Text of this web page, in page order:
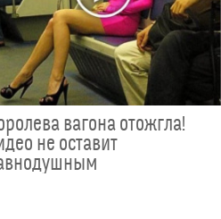
вагона отожгла!
не оставит